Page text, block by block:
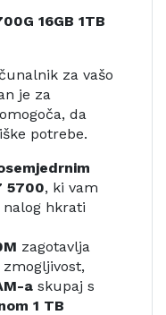
16GB 1TB
za vašo
je za
da
potrebe.
5700, ki vam
nalog hkrati
zagotavlja
a skupaj s
1 TB